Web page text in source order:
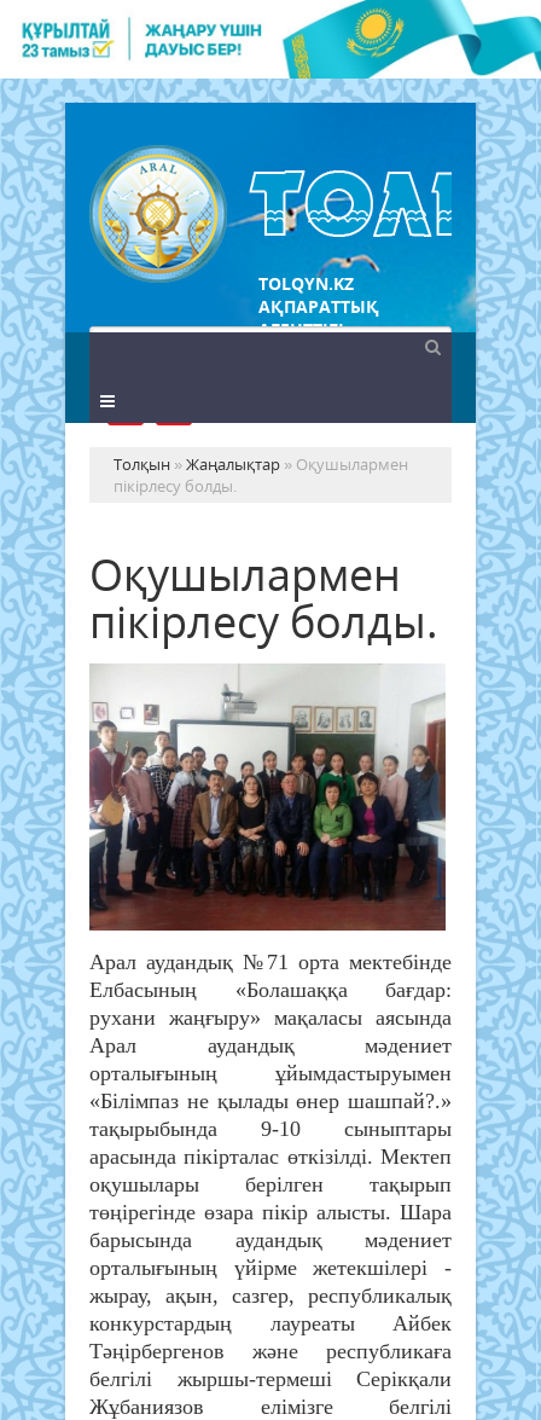
TOLQYN.KZ
АҚПАРАТТЫҚ
АГЕНТТІГІ
Толқын »Жаңалықтар » Оқушылармен
пікірлесу болды.
Оқушылармен
пікірлесу болды.
Арал аудандық №71 орта мектебінде
Елбасының «Болашаққа бағдар:
рухани жаңғыру» мақаласы аясында
Арал аудандық мәдениет
орталығының ұйымдастыруымен
«Білімпаз не қылады өнер шашпай?.»
тақырыбында 9-10 сыныптары
арасында пікірталас өткізілді. Мектеп
оқушылары берілген тақырып
төңірегінде өзара пікір алысты. Шара
барысында аудандық мәдениет
орталығының үйірме жетекшілері -
жырау, ақын, сазгер, республикалық
конкурстардың лауреаты Айбек
Тәңірбергенов және республикаға
белгілі жыршы-термеші Серікқали
Жұбаниязов елімізге белгілі